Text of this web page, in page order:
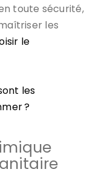
toute sécurité,
les
le
les
?